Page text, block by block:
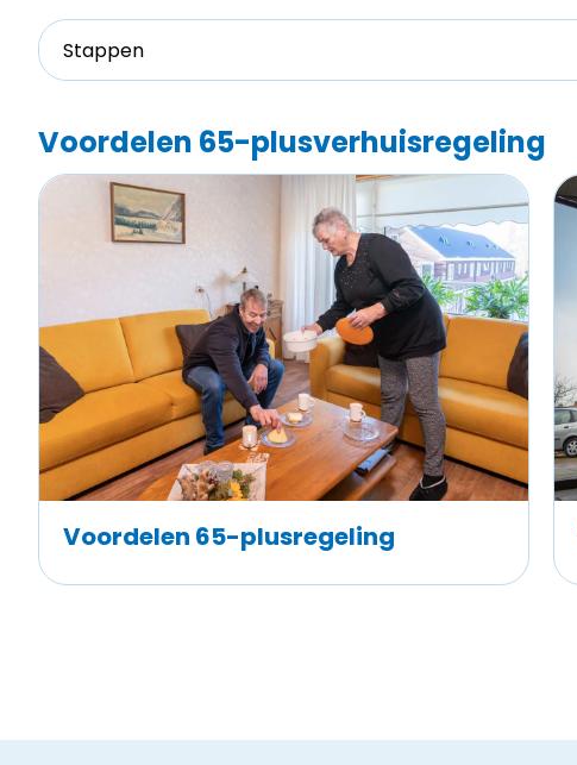
Stappen
Voordelen 65-plusverhuisregeling
Voordelen 65-plusregeling